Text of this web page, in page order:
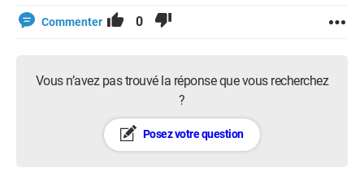
Commenter 0
Vous n’avez pas trouvé la réponse que vous recherchez
?
Posez votre question